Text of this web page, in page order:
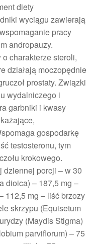
diety
wyciągu zawierają
pracy
andropauzy.
charakterze steroli,
działają moczopędnie
prostaty. Związki
wydalniczego i
garbniki i kwasy
gospodarkę
testosteronu, tym
krokowego.
dziennej porcji – w 30
dioica) – 187,5 mg –
112,5 mg – liść brzozy
skrzypu (Equisetum
(Maydis Stigma)
parviflorum) – 75